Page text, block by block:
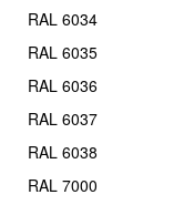
RAL 6034
RAL 6035
RAL 6036
RAL 6037
RAL 6038
RAL 7000